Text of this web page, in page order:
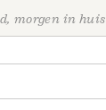
morgen in huis